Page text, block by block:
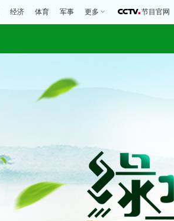
经济 体育 军事 更多 节目官网